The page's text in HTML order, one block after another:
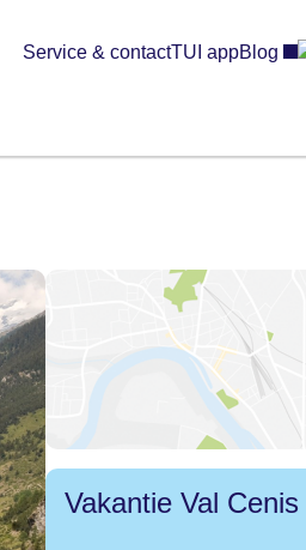
Service & contactTUI appBlog
Vakantie Val Cenis